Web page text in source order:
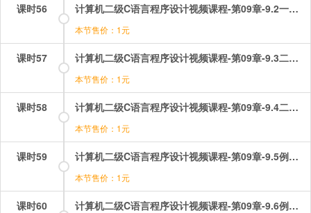
课时56 计算机二级C语言程序设计视频课程-第09章-9.2一维数组的定义和一维数组（2）.mp4
本节售价：1元
课时57 计算机二级C语言程序设计视频课程-第09章-9.3二位数组的定义和二维数组元素的引用.mp4
本节售价：1元
课时58 计算机二级C语言程序设计视频课程-第09章-9.4二位数组和指针.mp4
本节售价：1元
课时59 计算机二级C语言程序设计视频课程-第09章-9.5例题讲解（1）.mp4
本节售价：1元
课时60 计算机二级C语言程序设计视频课程-第09章-9.6例题讲解（2）.mp4